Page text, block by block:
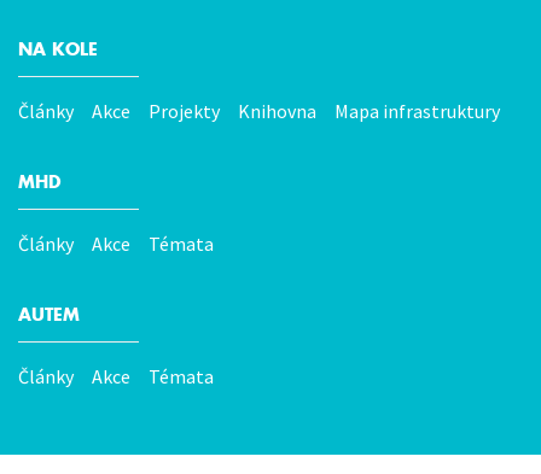
NA KOLE
Články Akce Projekty Knihovna Mapa infrastruktury
MHD
Články Akce Témata
AUTEM
Články Akce Témata